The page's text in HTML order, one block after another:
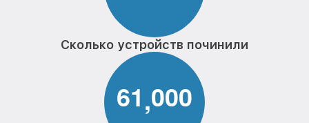
Сколько устройств починили
61,000